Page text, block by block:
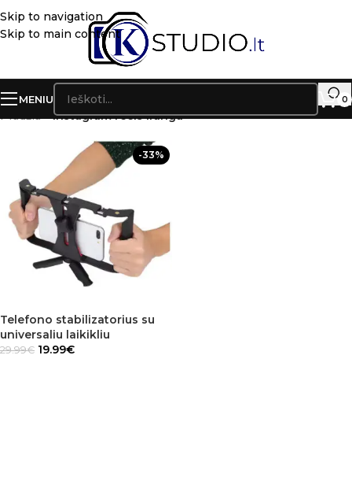
Skip to navigation
Skip to main content
MENIU 0
Pradžia»instagram reels iranga
-33%
Telefono stabilizatorius su
universaliu laikikliu
29.99€ 19.99€